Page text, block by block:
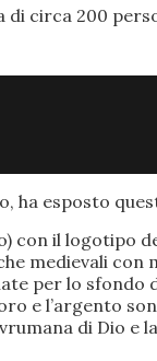
di circa 200
ha esposto
con il logotipo
medievali
per lo sfondo
e l’argento
di Dio e